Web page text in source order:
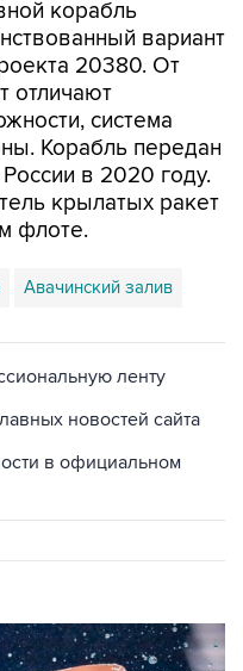
20380. От
отличают
система
Корабль передан
в 2020 году.
крылатых ракет
флоте.
Авачинский залив
новостей сайта
в официальном